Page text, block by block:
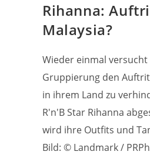
Rihanna:
Malaysia?
Wieder einmal
Gruppierung den
in ihrem Land zu
R'n'B Star Rihanna
wird ihre Outfits und
Bild: © Landmark /